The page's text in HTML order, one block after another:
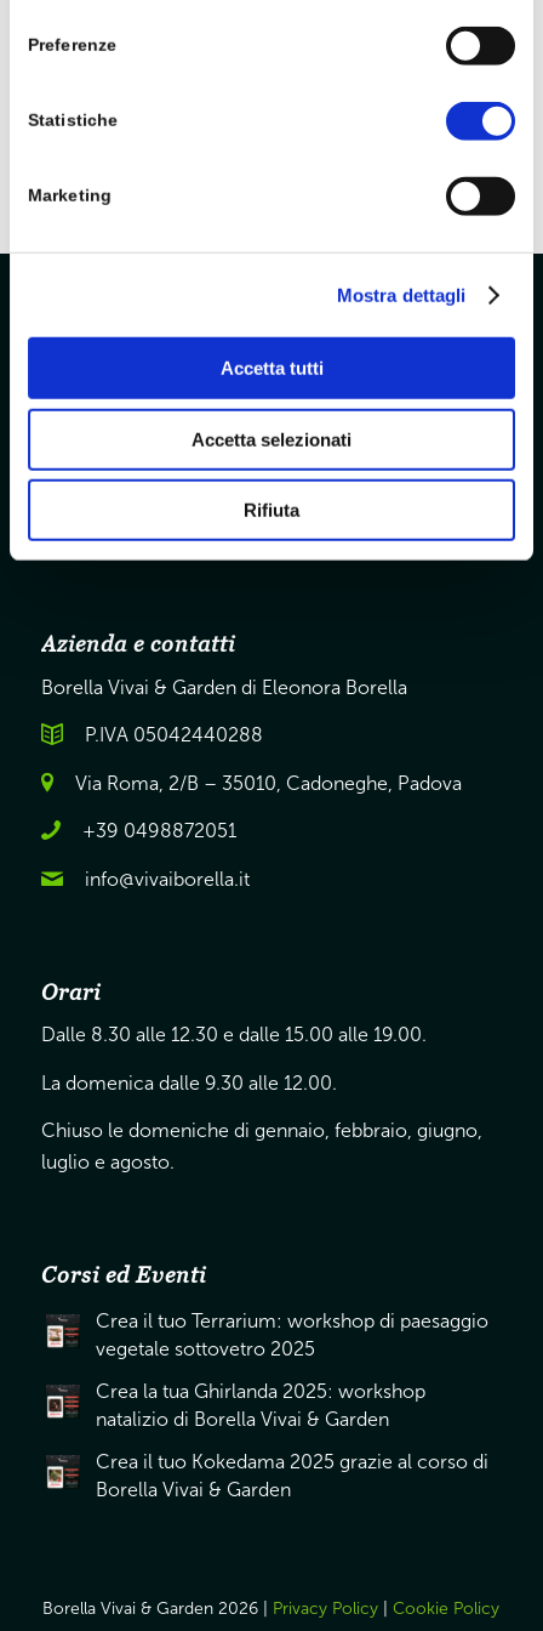
Preferenze
Statistiche
Marketing
Mostra dettagli
Accetta tutti
Accetta selezionati
Rifiuta
Borella Vivai & Garden produce e commercializza
piante, alberi ed articoli per il giardinaggio. L’azienda,
con sede nei pressi di Padova, offre servizi di
Azienda e contatti
Borella Vivai & Garden di Eleonora Borella
P.IVA 05042440288
Via Roma, 2/B – 35010, Cadoneghe, Padova
+39 0498872051
info@vivaiborella.it
Orari
Dalle 8.30 alle 12.30 e dalle 15.00 alle 19.00.
La domenica dalle 9.30 alle 12.00.
Chiuso le domeniche di gennaio, febbraio, giugno,
luglio e agosto.
Corsi ed Eventi
Crea il tuo Terrarium: workshop di paesaggio
vegetale sottovetro 2025
Crea la tua Ghirlanda 2025: workshop
natalizio di Borella Vivai & Garden
Crea il tuo Kokedama 2025 grazie al corso di
Borella Vivai & Garden
Borella Vivai & Garden 2026 | Privacy Policy |Cookie Policy